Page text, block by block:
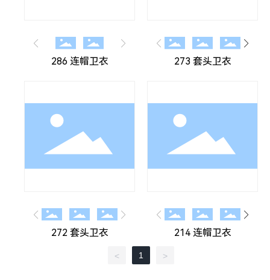
286 连帽卫衣 273 套头卫衣
272 套头卫衣 214 连帽卫衣
< 1 >